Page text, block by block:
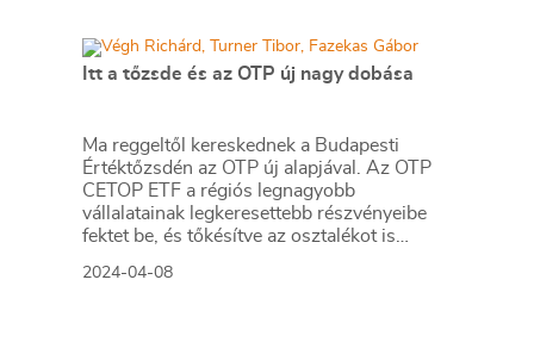
Itt a tőzsde és az OTP új nagy dobása
​​Ma reggeltől kereskednek a Budapesti
Értéktőzsdén az OTP új alapjával. Az OTP
CETOP ETF a régiós legnagyobb
vállalatainak legkeresettebb részvényeibe
fektet be, és tőkésítve az osztalékot is
2024-04-08